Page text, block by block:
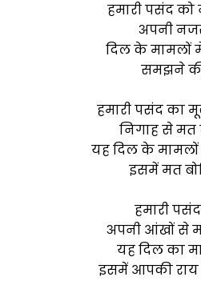
हमारी पसंद
अपनी
दिल के मामलों
समझने
हमारी पसंद का
निगाह से मत
यह दिल के मामलों
इसमें मत
हमारी
अपनी आंखों से
यह दिल का
इसमें आपकी राय